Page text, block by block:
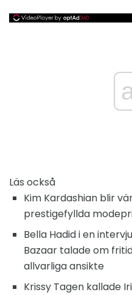
Läs också
Kim Kardashian blir
prestigefyllda
Bella Hadid i en
Bazaar talade om
allvarliga ansikte
Krissy Tagen kallade